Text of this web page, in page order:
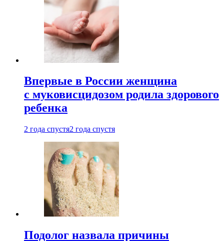
Впервые в России женщина
с муковисцидозом родила здорового
ребенка
2 года спустя2 года спустя
Подолог назвала причины